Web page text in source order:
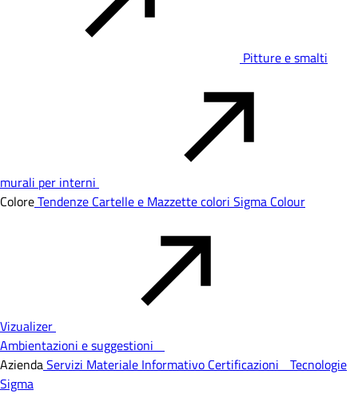
Pitture e smalti
murali per interni
ColoreTendenze Cartelle e Mazzette colori Sigma Colour
Vizualizer
Ambientazioni e suggestioni
AziendaServizi Materiale Informativo Certificazioni Tecnologie
Sigma